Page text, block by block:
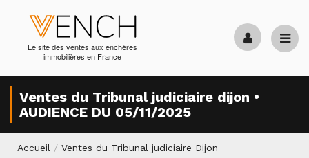
Le site des ventes aux enchères
immobilières en France
Ventes du Tribunal judiciaire dijon •
AUDIENCE DU 05/11/2025
Accueil / Ventes du Tribunal judiciaire Dijon